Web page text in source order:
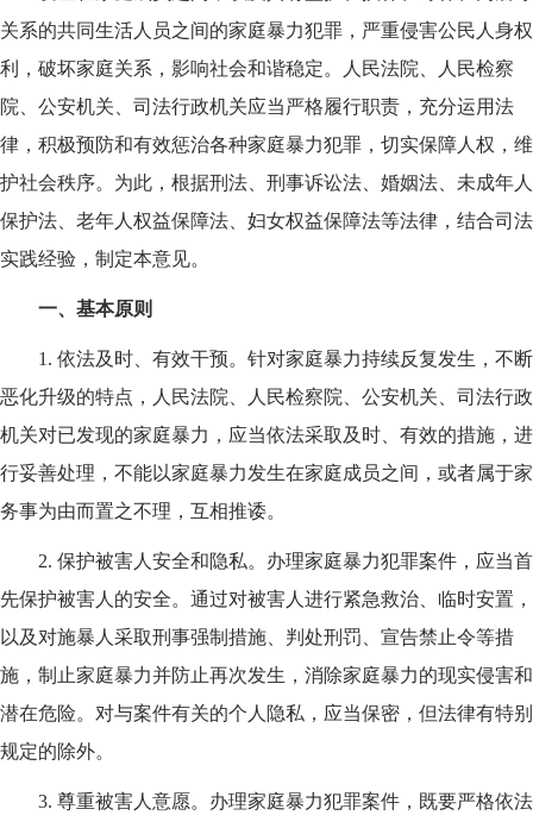
关系的共同生活人员之间的家庭暴力犯罪，严重侵害公民人身权
利，破坏家庭关系，影响社会和谐稳定。人民法院、人民检察
院、公安机关、司法行政机关应当严格履行职责，充分运用法
律，积极预防和有效惩治各种家庭暴力犯罪，切实保障人权，维
护社会秩序。为此，根据刑法、刑事诉讼法、婚姻法、未成年人
保护法、老年人权益保障法、妇女权益保障法等法律，结合司法
实践经验，制定本意见。
一、基本原则
1. 依法及时、有效干预。针对家庭暴力持续反复发生，不断
恶化升级的特点，人民法院、人民检察院、公安机关、司法行政
机关对已发现的家庭暴力，应当依法采取及时、有效的措施，进
行妥善处理，不能以家庭暴力发生在家庭成员之间，或者属于家
务事为由而置之不理，互相推诿。
2. 保护被害人安全和隐私。办理家庭暴力犯罪案件，应当首
先保护被害人的安全。通过对被害人进行紧急救治、临时安置，
以及对施暴人采取刑事强制措施、判处刑罚、宣告禁止令等措
施，制止家庭暴力并防止再次发生，消除家庭暴力的现实侵害和
潜在危险。对与案件有关的个人隐私，应当保密，但法律有特别
规定的除外。
3. 尊重被害人意愿。办理家庭暴力犯罪案件，既要严格依法